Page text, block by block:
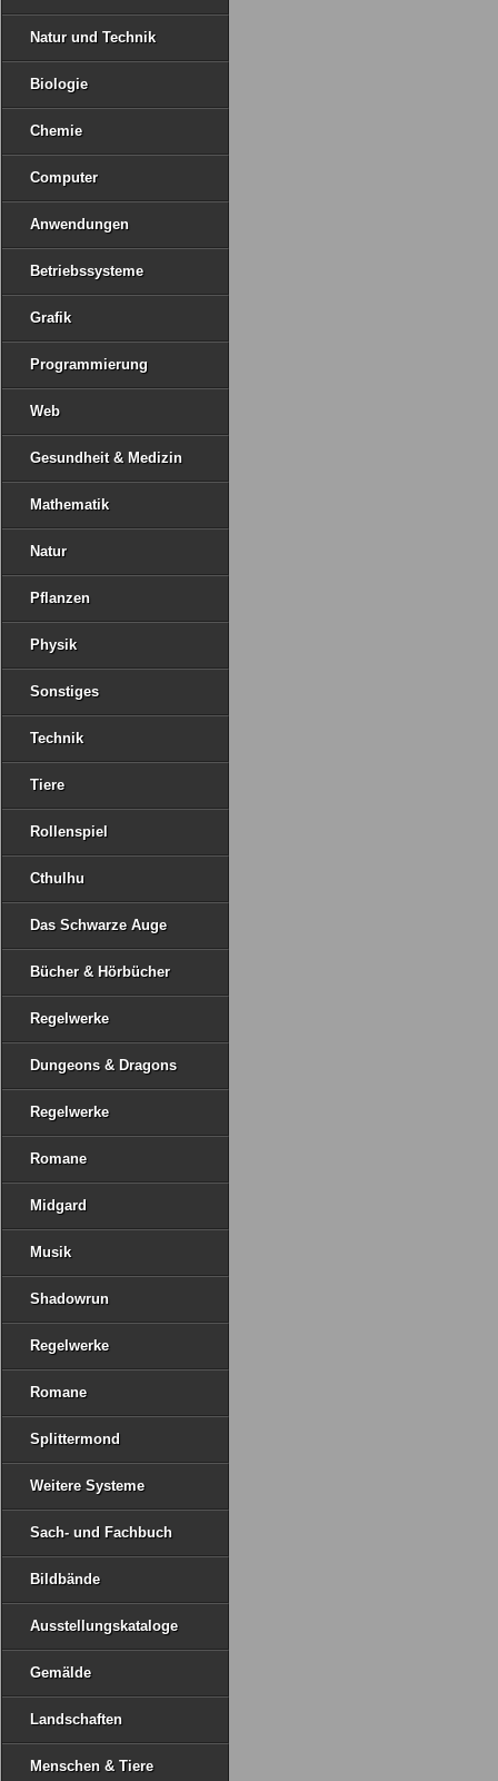
Natur und Technik
Biologie
Chemie
Computer
Anwendungen
Betriebssysteme
Grafik
Programmierung
Web
Gesundheit & Medizin
Mathematik
Natur
Pflanzen
Physik
Sonstiges
Technik
Tiere
Rollenspiel
Cthulhu
Das Schwarze Auge
Bücher & Hörbücher
Regelwerke
Dungeons & Dragons
Regelwerke
Romane
Midgard
Musik
Shadowrun
Regelwerke
Romane
Splittermond
Weitere Systeme
Sach- und Fachbuch
Bildbände
Ausstellungskataloge
Gemälde
Landschaften
Menschen & Tiere